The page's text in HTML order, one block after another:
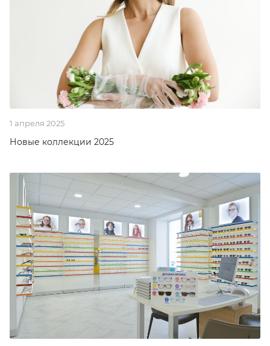
1 апреля 2025
Новые коллекции 2025